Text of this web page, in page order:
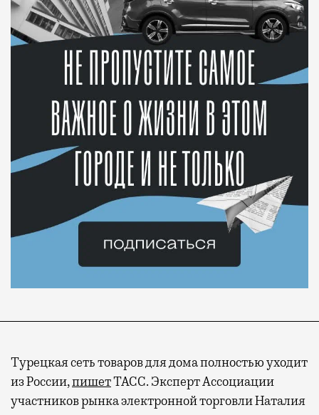
Турецкая сеть товаров для дома полностью уходит
из России,пишетТАСС. Эксперт Ассоциации
участников рынка электронной торговли Наталия